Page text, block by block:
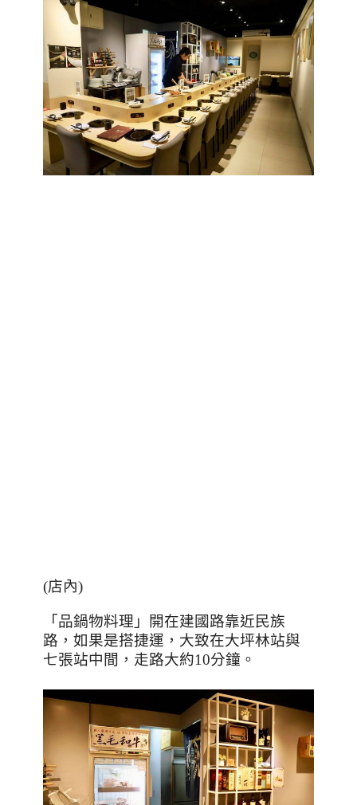
(店內)
「品鍋物料理」開在建國路靠近民族
路，如果是搭捷運，大致在大坪林站與
七張站中間，走路大約10分鐘。